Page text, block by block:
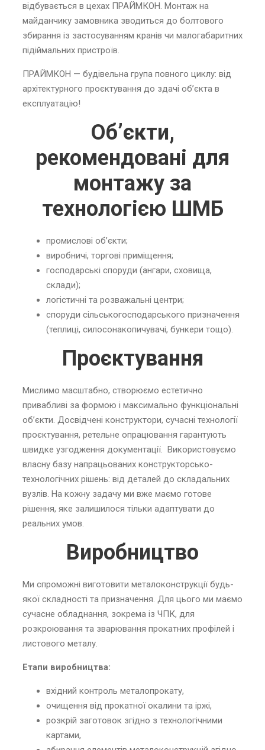
відбувається в цехах ПРАЙМКОН. Монтаж на
майданчику замовника зводиться до болтового
збирання із застосуванням кранів чи малогабаритних
підіймальних пристроїв.
ПРАЙМКОН — будівельна група повного циклу: від
архітектурного проєктування до здачі об’єкта в
експлуатацію!
Об’єкти,
рекомендовані для
монтажу за
технологією ШМБ
промислові об’єкти;
виробничі, торгові приміщення;
господарські споруди (ангари, сховища,
склади);
логістичні та розважальні центри;
споруди сільськогосподарського призначення
(теплиці, силосонакопичувачі, бункери тощо).
Проєктування
Мислимо масштабно, створюємо естетично
привабливі за формою і максимально функціональні
об’єкти. Досвідчені конструктори, сучасні технології
проєктування, ретельне опрацювання гарантують
швидке узгодження документації. Використовуємо
власну базу напрацьованих конструкторсько-
технологічних рішень: від деталей до складальних
вузлів. На кожну задачу ми вже маємо готове
рішення, яке залишилося тільки адаптувати до
реальних умов.
Виробництво
Ми спроможні виготовити металоконструкції будь-
якої складності та призначення. Для цього ми маємо
сучасне обладнання, зокрема із ЧПК, для
розкроювання та зварювання прокатних профілей і
листового металу.
Етапи виробництва:
вхідний контроль металопрокату,
очищення від прокатної окалини та іржі,
розкрій заготовок згідно з технологічними
картами,